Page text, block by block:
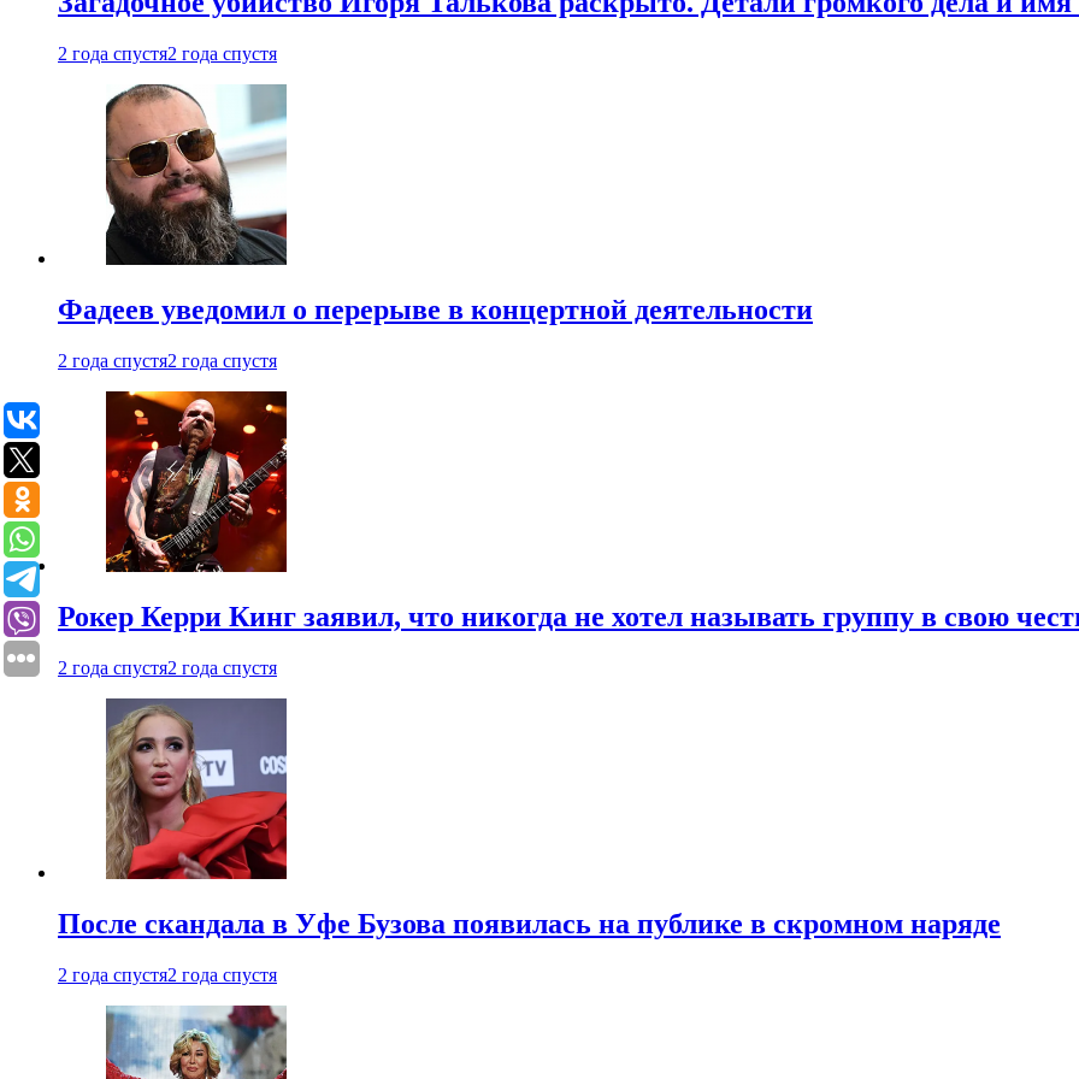
2 года спустя2 года спустя
Фадеев уведомил о перерыве в концертной деятельности
2 года спустя2 года спустя
Рокер Керри Кинг заявил, что никогда не хотел называть группу в свою
2 года спустя2 года спустя
После скандала в Уфе Бузова появилась на публике в скромном наряде
2 года спустя2 года спустя